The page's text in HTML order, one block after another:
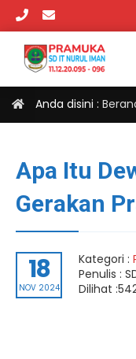
Anda disini :
Apa Itu
Gerakan
18
NOV 2024
Kategori :
Penulis :
Dilihat